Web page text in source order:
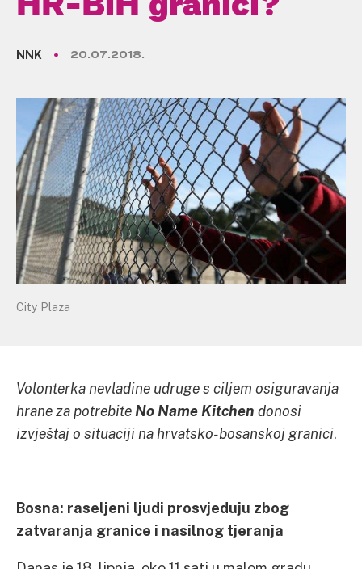
NNK 20.07.2018.
City Plaza
Volonterka nevladine udruge s ciljem osiguravanja
hrane za potrebite No Name Kitchen donosi
izvještaj o situaciji na hrvatsko-bosanskoj granici.
Bosna: raseljeni ljudi prosvjeduju zbog
zatvaranja granice i nasilnog tjeranja